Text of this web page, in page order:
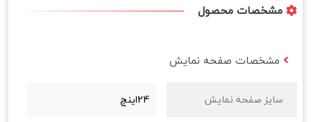
مشخصات محصول
مشخصات صفحه نمایش
سایز صفحه نمایش 24اینچ